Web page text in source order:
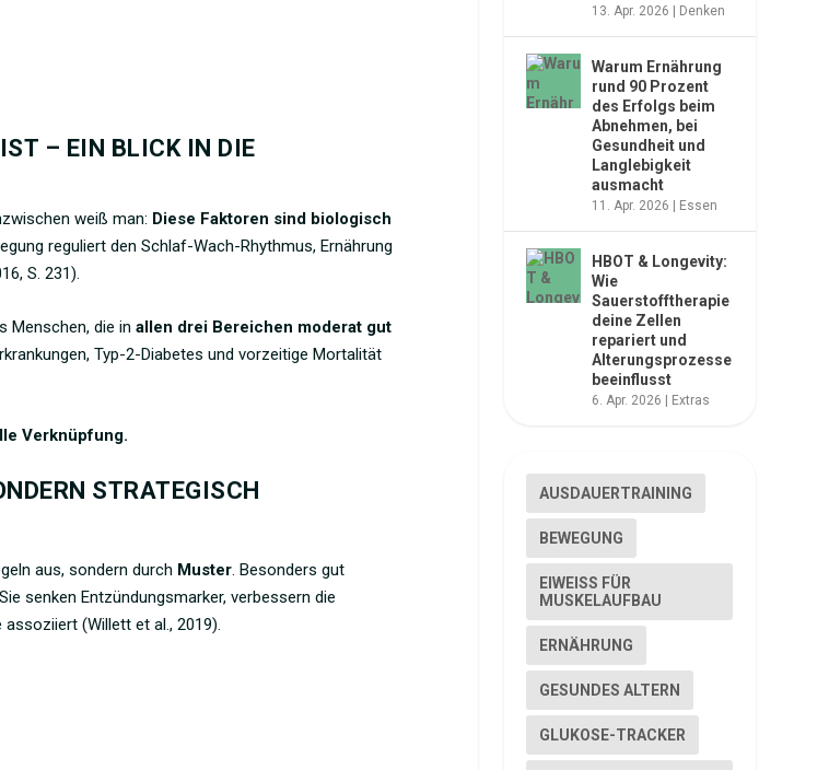
– EIN BLICK IN DIE
weiß man: Diese Faktoren sind biologisch
reguliert den Schlaf-Wach-Rhythmus, Ernährung
S. 231).
Menschen, die inallen drei Bereichen moderat gut
Typ-2-Diabetes und vorzeitige Mortalität
Verknüpfung.
STRATEGISCH
aus, sondern durch Muster. Besonders gut
senken Entzündungsmarker, verbessern die
(Willett et al., 2019).
13. Apr. 2026 Denken
Warum Ernährung
rund 90 Prozent
des Erfolgs beim
Abnehmen, bei
Gesundheit und
Langlebigkeit
ausmacht
11. Apr. 2026 Essen
HBOT & Longevity:
Wie
Sauerstofftherapie
deine Zellen
repariert und
Alterungsprozesse
beeinflusst
6. Apr. 2026 Extras
AUSDAUERTRAINING
BEWEGUNG
EIWEISS FÜR M
USKELAUFBAU
ERNÄHRUNG
GESUNDES ALTERN
GLUKOSE-TRACKER